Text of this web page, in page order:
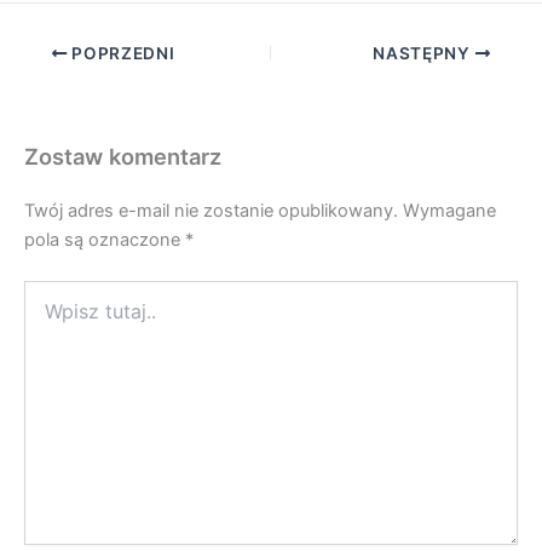
POPRZEDNI NASTĘPNY
Zostaw komentarz
Twój adres e-mail nie zostanie opublikowany. Wymagane
pola są oznaczone *
tutaj..